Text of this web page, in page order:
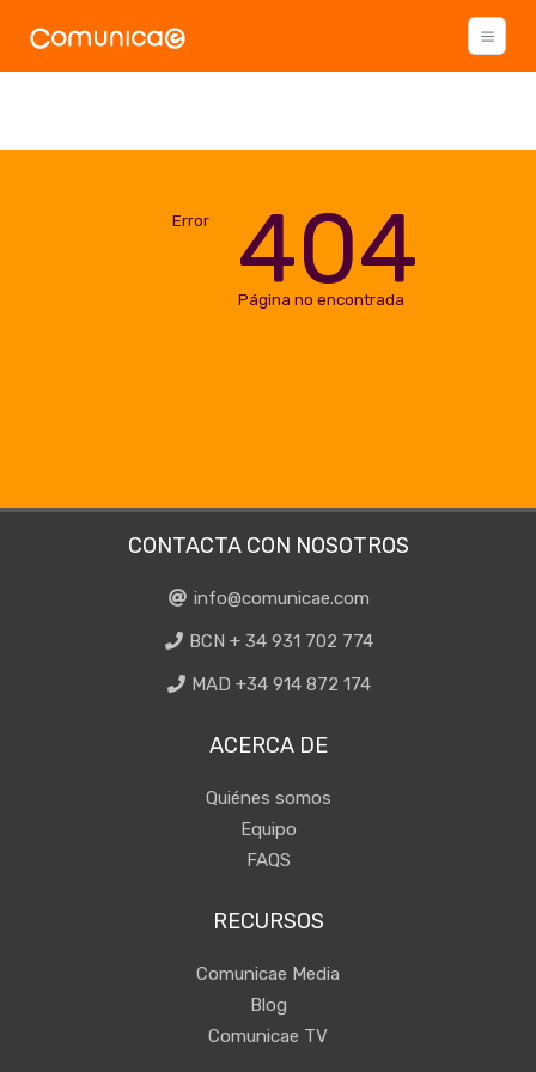
Error 404
Página no encontrada
CONTACTA CON NOSOTROS
info@comunicae.com
BCN + 34 931 702 774
MAD +34 914 872 174
ACERCA DE
Quiénes somos
Equipo
FAQS
RECURSOS
Comunicae Media
Blog
Comunicae TV